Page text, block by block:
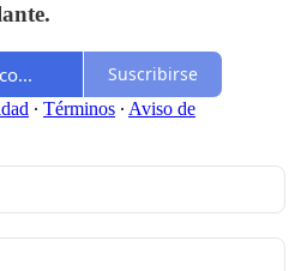
Suscribirse
∙ Términos ∙ Aviso de